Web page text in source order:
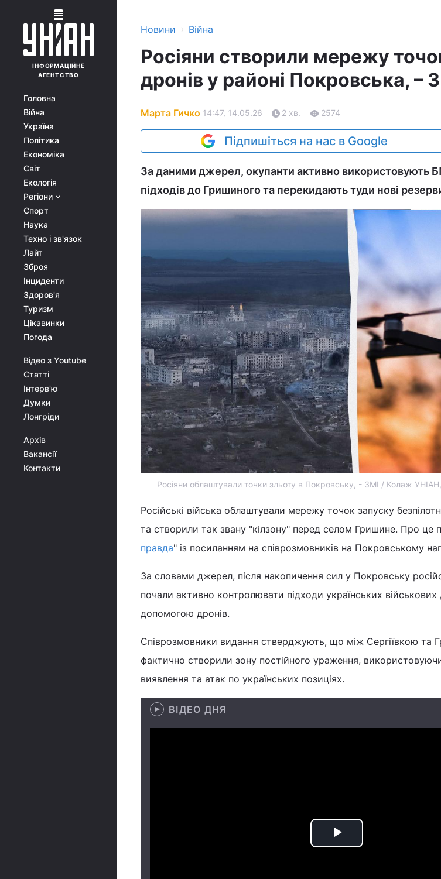
ІНФОРМАЦІЙНЕ
АГЕНТСТВО
Головна
Війна
Україна
Політика
Економіка
Світ
Екологія
Регіони
Спорт
Наука
Техно і зв'язок
Лайт
Зброя
Інциденти
Здоров'я
Туризм
Цікавинки
Погода
Відео з Youtube
Статті
Інтерв'ю
Думки
Лонгріди
Архів
Вакансії
Контакти
Новини › Війна
Росіяни створили мережу
дронів у районі Покровська, –
Марта Гичко 14:47, 14.05.26 2 хв. 2574
Підпишіться на нас в Google
За даними джерел, окупанти активно використовують
підходів до Гришиного та перекидають туди нові
Росіяни облаштували точки зльоту в Покровську, - ЗМІ / Колаж
Російські війська облаштували мережу точок запуску
та створили так звану "кілзону" перед селом Гришине. Про це
правда" із посиланням на співрозмовників на Покровському
За словами джерел, після накопичення сил у Покровську
почали активно контролювати підходи українських
допомогою дронів.
Співрозмовники видання стверджують, що між Сергіївкою та
фактично створили зону постійного ураження,
виявлення та атак по українських позиціях.
ВІДЕО ДНЯ
Play